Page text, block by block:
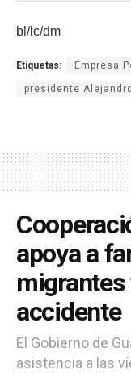
bl/lc/dm
Etiquetas: Empresa
presidente
apoya a
accidente
El Gobierno de
asistencia a las